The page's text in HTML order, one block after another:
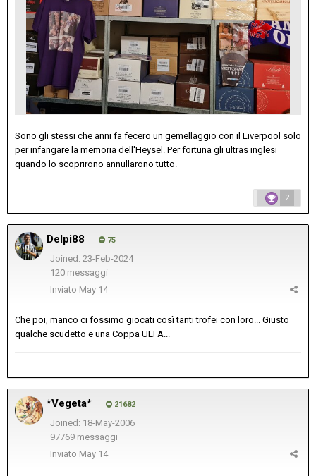
Sono gli stessi che anni fa fecero un gemellaggio con il Liverpool solo
per infangare la memoria dell'Heysel. Per fortuna gli ultras inglesi
quando lo scoprirono annullarono tutto.
2
Delpi88 75
Joined: 23-Feb-2024
120 messaggi
Inviato May 14
Che poi, manco ci fossimo giocati così tanti trofei con loro... Giusto
qualche scudetto e una Coppa UEFA...
*Vegeta* 21682
Joined: 18-May-2006
97769 messaggi
Inviato May 14